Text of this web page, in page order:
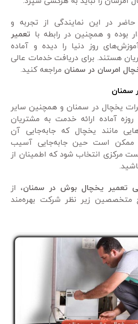
حاضر در این نمایندگی از تجربه و
بوده و همچنین در رابطه با تعمیر
روز دنیا را دیده و آماده
هستند. برای دریافت خدمات عالی
امرسان در سمنان مراجعه کنید.
سمنان
یخچال در سمنان و همچنین سایر
آماده ارائه خدمت به مشتریان
مانند یخچال که جا‌به‌جایی آن
است حین جا‌به‌جایی آسیب
مرکزی انتخاب شود که اطمینان از
تعمیر یخچال بوش در سمنان، از
متخصصین زیر نظر شرکت بهره‌مند